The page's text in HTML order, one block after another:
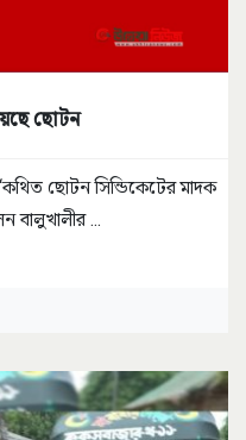
ছোটন
ছোটন সিন্ডিকেটের মাদক
বালুখালীর ...